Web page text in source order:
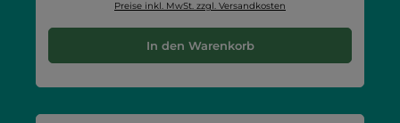
Preise inkl. MwSt. zzgl. Versandkosten
In den Warenkorb